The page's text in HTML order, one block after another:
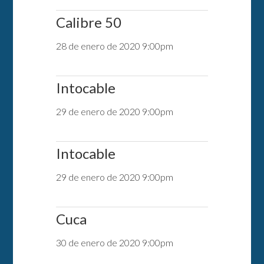
Calibre 50
28 de enero de 2020 9:00pm
Intocable
29 de enero de 2020 9:00pm
Intocable
29 de enero de 2020 9:00pm
Cuca
30 de enero de 2020 9:00pm